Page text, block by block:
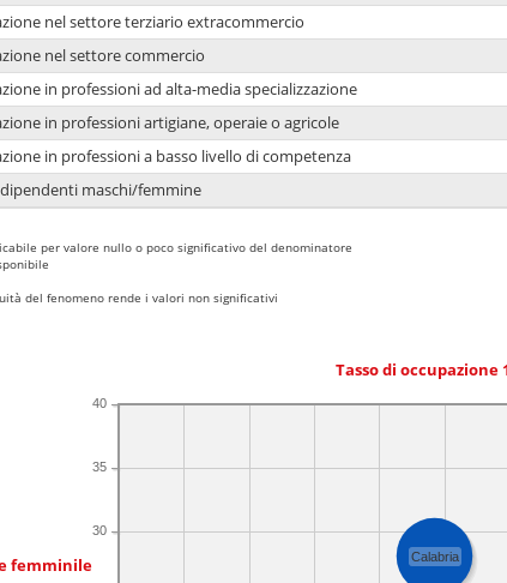
nel settore terziario extracommercio
nel settore commercio
in professioni ad alta-media specializzazione
in professioni artigiane, operaie o agricole
in professioni a basso livello di competenza
maschi/femmine
per valore nullo o poco significativo del denominatore
del fenomeno rende i valori non significativi
Tasso di occupazione
femminile
30
35
40
Calabria